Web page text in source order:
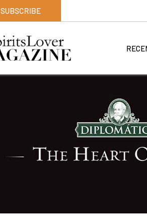
SUBSCRIBE